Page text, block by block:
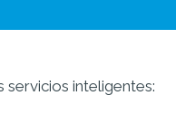
inteligentes: